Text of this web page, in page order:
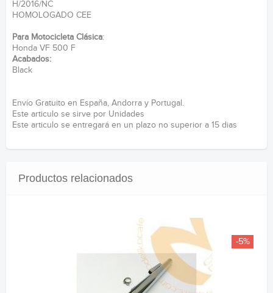
H/2016/NC
HOMOLOGADO CEE
Para Motocicleta Clásica:
Honda VF 500 F
Acabados:
Black
Envío Gratuito en España, Andorra y Portugal.
Este articulo se sirve por Unidades
Este articulo se entregará en un plazo no superior a 15 dias
Productos relacionados
-5%